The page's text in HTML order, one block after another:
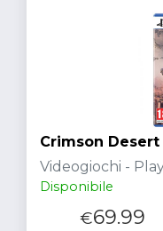
Crimson
Videogiochi -
Disponibile
€69.99